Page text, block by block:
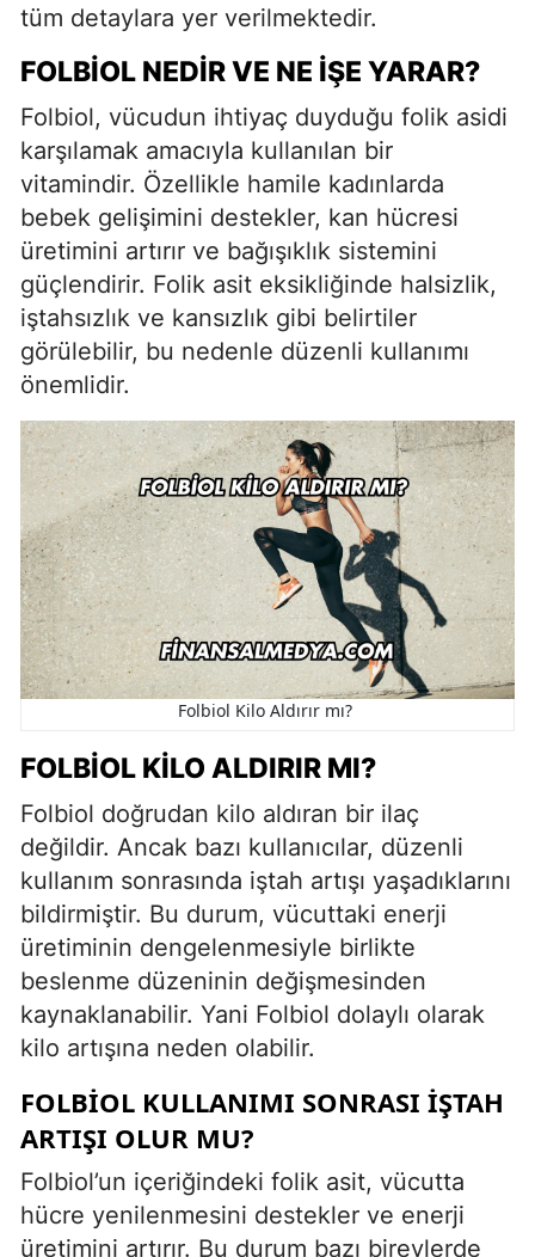
tüm detaylara yer verilmektedir.
FOLBIOL NEDIR VE NE İŞE YARAR?
Folbiol, vücudun ihtiyaç duyduğu folik asidi
karşılamak amacıyla kullanılan bir
vitamindir. Özellikle hamile kadınlarda
bebek gelişimini destekler, kan hücresi
üretimini artırır ve bağışıklık sistemini
güçlendirir. Folik asit eksikliğinde halsizlik,
iştahsızlık ve kansızlık gibi belirtiler
görülebilir, bu nedenle düzenli kullanımı
önemlidir.
Folbiol Kilo Aldırır mı?
FOLBIOL KILO ALDIRIR MI?
Folbiol doğrudan kilo aldıran bir ilaç
değildir. Ancak bazı kullanıcılar, düzenli
kullanım sonrasında iştah artışı yaşadıklarını
bildirmiştir. Bu durum, vücuttaki enerji
üretiminin dengelenmesiyle birlikte
beslenme düzeninin değişmesinden
kaynaklanabilir. Yani Folbiol dolaylı olarak
kilo artışına neden olabilir.
FOLBIOL KULLANIMI SONRASI İŞTAH
ARTIŞI OLUR MU?
Folbiol’un içeriğindeki folik asit, vücutta
hücre yenilenmesini destekler ve enerji
üretimini artırır. Bu durum bazı bireylerde